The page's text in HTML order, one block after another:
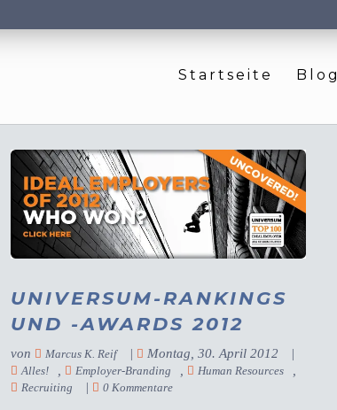
Startseite Blog
UNIVERSUM-RANKINGS
UND -AWARDS 2012
von Marcus K. Reif | Montag, 30. April 2012 |
Alles! Employer-Branding Human Resources
Recruiting | 0 Kommentare